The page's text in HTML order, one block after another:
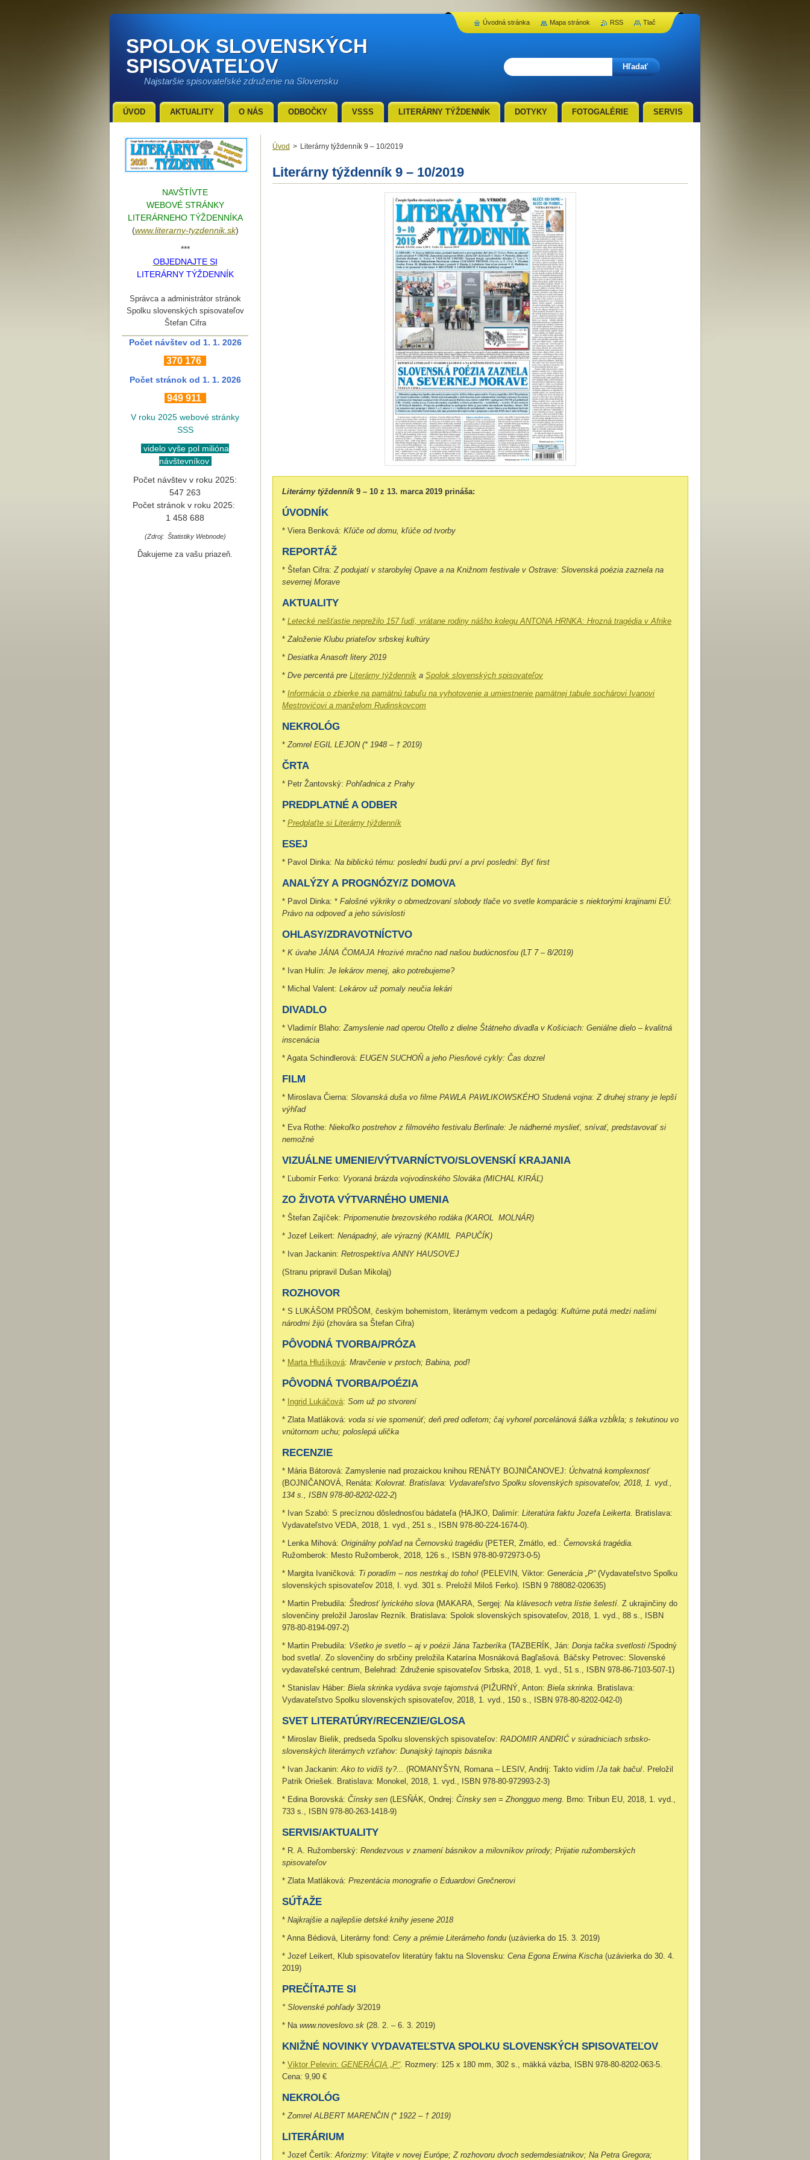
SPOLOK SLOVENSKÝCH
SPISOVATEĽOV
Najstaršie spisovateľské združenie na Slovensku
Úvod > Literárny týždenník 9 – 10/2019
Literárny týždenník 9 – 10/2019
Literárny týždenník9 – 10 z 13. marca 2019 prináša:
ÚVODNÍK
* Viera Benková: Kľúče od domu, kľúče od tvorby
REPORTÁŽ
* Štefan Cifra:Z podujatí v starobylej Opave a na Knižnom festivale v Ostrave: Slovenská poézia zaznela na
severnej Morave
AKTUALITY
* Letecké nešťastie neprežilo 157 ľudí, vrátane rodiny nášho kolegu ANTONA HRNKA: Hrozná tragédia v Afrike
*Založenie Klubu priateľov srbskej kultúry
* Desiatka Anasoft litery 2019
* Dve percentá pre Literárny týždenník a Spolok slovenských spisovateľov
* Informácia o zbierke na pamätnú tabuľu na vyhotovenie a umiestnenie pamätnej tabule sochárovi Ivanovi
Mestrovićovi a manželom Rudinskovcom
NEKROLÓG
*Zomrel EGIL LEJON (* 1948 – † 2019)
ČRTA
* Petr Žantovský: Pohľadnica z Prahy
PREDPLATNÉ A ODBER
* Predplaťte si Literárny týždenník
ESEJ
* Pavol Dinka: Na biblickú tému: poslední budú prví a prví poslední: Byť first
ANALÝZY A PROGNÓZY/Z DOMOVA
* Pavol Dinka: * Falošné výkriky o obmedzovaní slobody tlače vo svetle komparácie s niektorými krajinami EÚ:
Právo na odpoveď a jeho súvislosti
OHLASY/ZDRAVOTNÍCTVO
* K úvahe JÁNA ČOMAJA Hrozivé mračno nad našou budúcnosťou (LT 7 – 8/2019)
* Ivan Hulín: Je lekárov menej, ako potrebujeme?
* Michal Valent: Lekárov už pomaly neučia lekári
DIVADLO
* Vladimír Blaho:Zamyslenie nad operou Otello z dielne Štátneho divadla v Košiciach: Geniálne dielo – kvalitná
inscenácia
* Agata Schindlerová: EUGEN SUCHOŇ a jeho Piesňové cykly: Čas dozrel
FILM
* Miroslava Čierna: Slovanská duša vo filme PAWLA PAWLIKOWSKÉHO Studená vojna:Z druhej strany je lepší
výhľad
* Eva Rothe: Niekoľko postrehov z filmového festivalu Berlinale: Je nádherné myslieť, snívať, predstavovať si
nemožné
VIZUÁLNE UMENIE/VÝTVARNÍCTVO/SLOVENSKÍ KRAJANIA
* Ľubomír Ferko: Vyoraná brázda vojvodinského Slováka (MICHAL KIRÁĽ)
ZO ŽIVOTA VÝTVARNÉHO UMENIA
* Štefan Zajíček: Pripomenutie brezovského rodáka (KAROL MOLNÁR)
* Jozef Leikert: Nenápadný, ale výrazný (KAMIL PAPUČÍK)
* Ivan Jackanin: Retrospektíva ANNY HAUSOVEJ
(Stranu pripravil Dušan Mikolaj)
ROZHOVOR
* S LUKÁŠOM PRŮŠOM, českým bohemistom, literárnym vedcom a pedagóg: Kultúrne putá medzi našimi
národmi žijú (zhovára sa Štefan Cifra)
PÔVODNÁ TVORBA/PRÓZA
* Marta Hlušíková: Mravčenie v prstoch; Babina, poď!
PÔVODNÁ TVORBA/POÉZIA
* Ingrid Lukáčová: Som už po stvorení
* Zlata Matláková: voda si vie spomenúť; deň pred odletom; čaj vyhorel porcelánová šálka vzbĺkla; s tekutinou vo
vnútornom uchu; poloslepá ulička
RECENZIE
* Mária Bátorová: Zamyslenie nad prozaickou knihou RENÁTY BOJNIČANOVEJ: Úchvatná komplexnosť
(BOJNIČANOVÁ, Renáta: Kolovrat. Bratislava: Vydavateľstvo Spolku slovenských spisovateľov, 2018, 1. vyd.,
134 s., ISBN 978-80-8202-022-2)
* Ivan Szabó: S precíznou dôslednosťou bádateľa (HAJKO, Dalimír: Literatúra faktu Jozefa Leikerta. Bratislava:
Vydavateľstvo VEDA, 2018, 1. vyd., 251 s., ISBN 978-80-224-1674-0).
* Lenka Mihová: Originálny pohľad na Černovskú tragédiu (PETER, Zmátlo, ed.: Černovská tragédia.
Ružomberok: Mesto Ružomberok, 2018, 126 s., ISBN 978-80-972973-0-5)
* Margita Ivaničková: Ti poradím – nos nestrkaj do toho! (PELEVIN, Viktor: Generácia „P“(Vydavateľstvo Spolku
slovenských spisovateľov 2018, I. vyd. 301 s. Preložil Miloš Ferko). ISBN 9 788082-020635)
* Martin Prebudila: Štedrosť lyrického slova (MAKARA, Sergej: Na klávesoch vetra lístie šelestí. Z ukrajinčiny do
slovenčiny preložil Jaroslav Rezník. Bratislava: Spolok slovenských spisovateľov, 2018, 1. vyd., 88 s., ISBN
978-80-8194-097-2)
* Martin Prebudila: Všetko je svetlo – aj v poézii Jána Tazberíka (TAZBERÍK, Ján: Donja tačka svetlosti /Spodný
bod svetla/. Zo slovenčiny do srbčiny preložila Katarína Mosnáková Bagľašová. Báčsky Petrovec: Slovenské
vydavateľské centrum, Belehrad: Združenie spisovateľov Srbska, 2018, 1. vyd., 51 s., ISBN 978-86-7103-507-1)
* Stanislav Háber: Biela skrinka vydáva svoje tajomstvá (PIŽURNÝ, Anton: Biela skrinka. Bratislava:
Vydavateľstvo Spolku slovenských spisovateľov, 2018, 1. vyd., 150 s., ISBN 978-80-8202-042-0)
SVET LITERATÚRY/RECENZIE/GLOSA
* Miroslav Bielik, predseda Spolku slovenských spisovateľov: RADOMIR ANDRIĆ v súradniciach srbsko-
slovenských literárnych vzťahov: Dunajský tajnopis básnika
* Ivan Jackanin:Ako to vidíš ty?... (ROMANYŠYN, Romana – LESIV, Andrij: Takto vidím /Ja tak baču/. Preložil
Patrik Oriešek. Bratislava: Monokel, 2018, 1. vyd., ISBN 978-80-972993-2-3)
* Edina Borovská: Čínsky sen (LESŇÁK, Ondrej: Čínsky sen = Zhongguo meng. Brno: Tribun EU, 2018, 1. vyd.,
733 s., ISBN 978-80-263-1418-9)
SERVIS/AKTUALITY
* R. A. Ružomberský: Rendezvous v znamení básnikov a milovníkov prírody; Prijatie ružomberských
spisovateľov
* Zlata Matláková: Prezentácia monografie o Eduardovi Grečnerovi
SÚŤAŽE
* Najkrajšie a najlepšie detské knihy jesene 2018
* Anna Bédiová, Literárny fond: Ceny a prémie Literárneho fondu (uzávierka do 15. 3. 2019)
* Jozef Leikert, Klub spisovateľov literatúry faktu na Slovensku: Cena Egona Erwina Kischa (uzávierka do 30. 4.
2019)
PREČÍTAJTE SI
* Slovenské pohľady 3/2019
* Na www.noveslovo.sk (28. 2. – 6. 3. 2019)
KNIŽNÉ NOVINKY VYDAVATEĽSTVA SPOLKU SLOVENSKÝCH SPISOVATEĽOV
* Viktor Pelevin: GENERÁCIA „P“. Rozmery: 125 x 180 mm, 302 s., mäkká väzba, ISBN 978-80-8202-063-5.
Cena: 9,90 €
NEKROLÓG
*Zomrel ALBERT MARENČIN (* 1922 – † 2019)
LITERÁRIUM
* Jozef Čertík:Aforizmy: Vitajte v novej Európe; Z rozhovoru dvoch sedemdesiatnikov; Na Petra Gregora;
NAVŠTÍVTE
WEBOVÉ STRÁNKY
LITERÁRNEHO TÝŽDENNÍKA
(www.literarny-tyzdennik.sk)
***
OBJEDNAJTE SI
LITERÁRNY TÝŽDENNÍK
Správca a administrátor stránok
Spolku slovenských spisovateľov
Štefan Cifra
Počet návštev od 1. 1. 2026
370 176
Počet stránok od 1. 1. 2026
949 911
V roku 2025 webové stránky
SSS
videlo vyše pol milióna
návštevníkov
Počet návštev v roku 2025:
547 263
Počet stránok v roku 2025:
1 458 688
(Zdroj: Štatistiky Webnode)
Ďakujeme za vašu priazeň.
ÚVOD AKTUALITY O NÁS ODBOČKY VSSS LITERÁRNY TÝŽDENNÍK DOTYKY FOTOGALÉRIE SERVIS
Úvodná stránka Mapa stránok RSS Tlač